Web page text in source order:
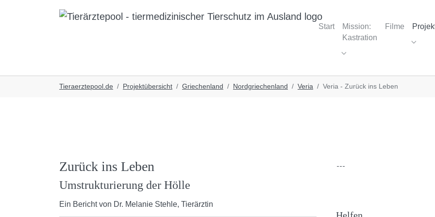
Start
Mission:
Kastration
Submenu for "Mission:
Filme
Tieraerztepool.de
Projektübersicht Griechenland Nordgriechenland Veria Veria - Zurück ins Leben
Zurück ins Leben
Umstrukturierung der Hölle
Ein Bericht von Dr. Melanie Stehle, Tierärztin